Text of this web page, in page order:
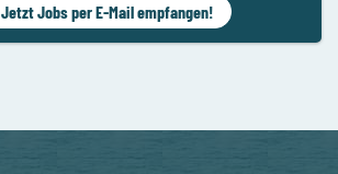
Jetzt Jobs per E-Mail empfangen!